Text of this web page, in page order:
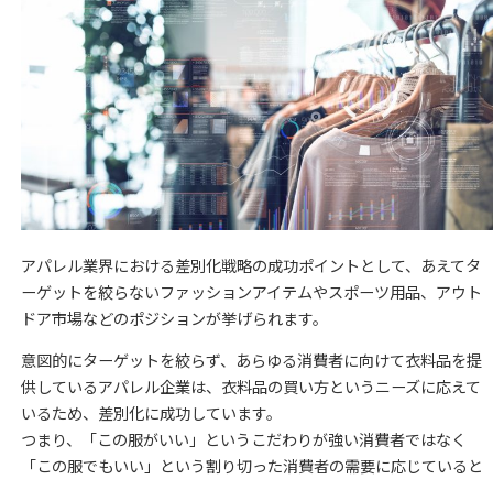
アパレル業界における差別化戦略の成功ポイントとして、あえてタ
ーゲットを絞らないファッションアイテムやスポーツ用品、アウト
ドア市場などのポジションが挙げられます。
意図的にターゲットを絞らず、あらゆる消費者に向けて衣料品を提
供しているアパレル企業は、衣料品の買い方というニーズに応えて
いるため、差別化に成功しています。
つまり、「この服がいい」というこだわりが強い消費者ではなく
「この服でもいい」という割り切った消費者の需要に応じていると